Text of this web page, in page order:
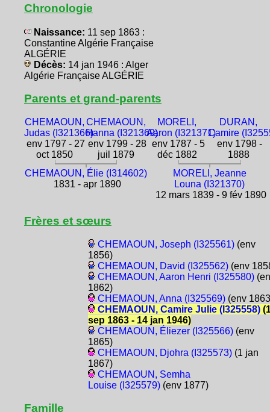
Chronologie
Naissance: 11 sep 1863 :
Constantine Algérie Française
ALGÉRIE
Décès: 14 jan 1946 : Alger
Algérie Française ALGÉRIE
Parents et grand-parents
CHEMAOUN,
Judas (I321366)
env 1797 - 27
oct 1850
CHEMAOUN,
Hanna (I321369)
env 1799 - 28
juil 1879
MORELI,
Aaron (I321371)
env 1787 - 5
déc 1882
DURAN,
Camire
env 1798 -
1888
CHEMAOUN, Élie (I314602)
1831 - apr 1890
MORELI, Jeanne
Louna (I321370)
12 mars 1839 - 9 fév 1890
Frères et sœurs
CHEMAOUN, Joseph (I325561)(env
1856)
CHEMAOUN, David (I325562)(env
CHEMAOUN, Aaron Henri (I325580)
1862)
CHEMAOUN, Anna (I325569)(env
CHEMAOUN, Camire Julie (I325558)
sep 1863 - 14 jan 1946)
CHEMAOUN, Éliezer (I325566)(env
1865)
CHEMAOUN, Djohra (I325573)(1 jan
1867)
CHEMAOUN, Semha
Louise (I325579)(env 1877)
Famille